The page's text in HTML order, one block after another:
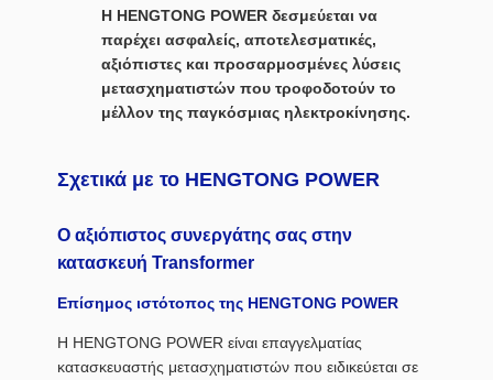
Η HENGTONG POWER δεσμεύεται να
παρέχει ασφαλείς, αποτελεσματικές,
αξιόπιστες και προσαρμοσμένες λύσεις
μετασχηματιστών που τροφοδοτούν το
μέλλον της παγκόσμιας ηλεκτροκίνησης.
Σχετικά με το HENGTONG POWER
Ο αξιόπιστος συνεργάτης σας στην
κατασκευή Transformer
Επίσημος ιστότοπος της HENGTONG POWER
Η HENGTONG POWER είναι επαγγελματίας
κατασκευαστής μετασχηματιστών που ειδικεύεται σε